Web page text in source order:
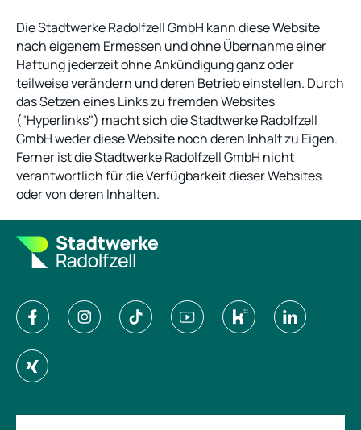
Die Stadtwerke Radolfzell GmbH kann diese Website
nach eigenem Ermessen und ohne Übernahme einer
Haftung jederzeit ohne Ankündigung ganz oder
teilweise verändern und deren Betrieb einstellen. Durch
das Setzen eines Links zu fremden Websites
("Hyperlinks") macht sich die Stadtwerke Radolfzell
GmbH weder diese Website noch deren Inhalt zu Eigen.
Ferner ist die Stadtwerke Radolfzell GmbH nicht
verantwortlich für die Verfügbarkeit dieser Websites
oder von deren Inhalten.